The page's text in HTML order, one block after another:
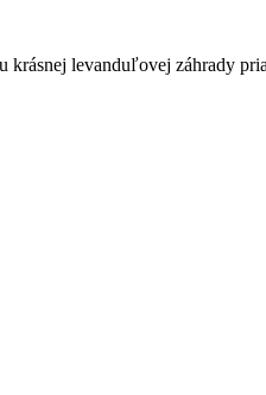
krásnej levanduľovej záhrady